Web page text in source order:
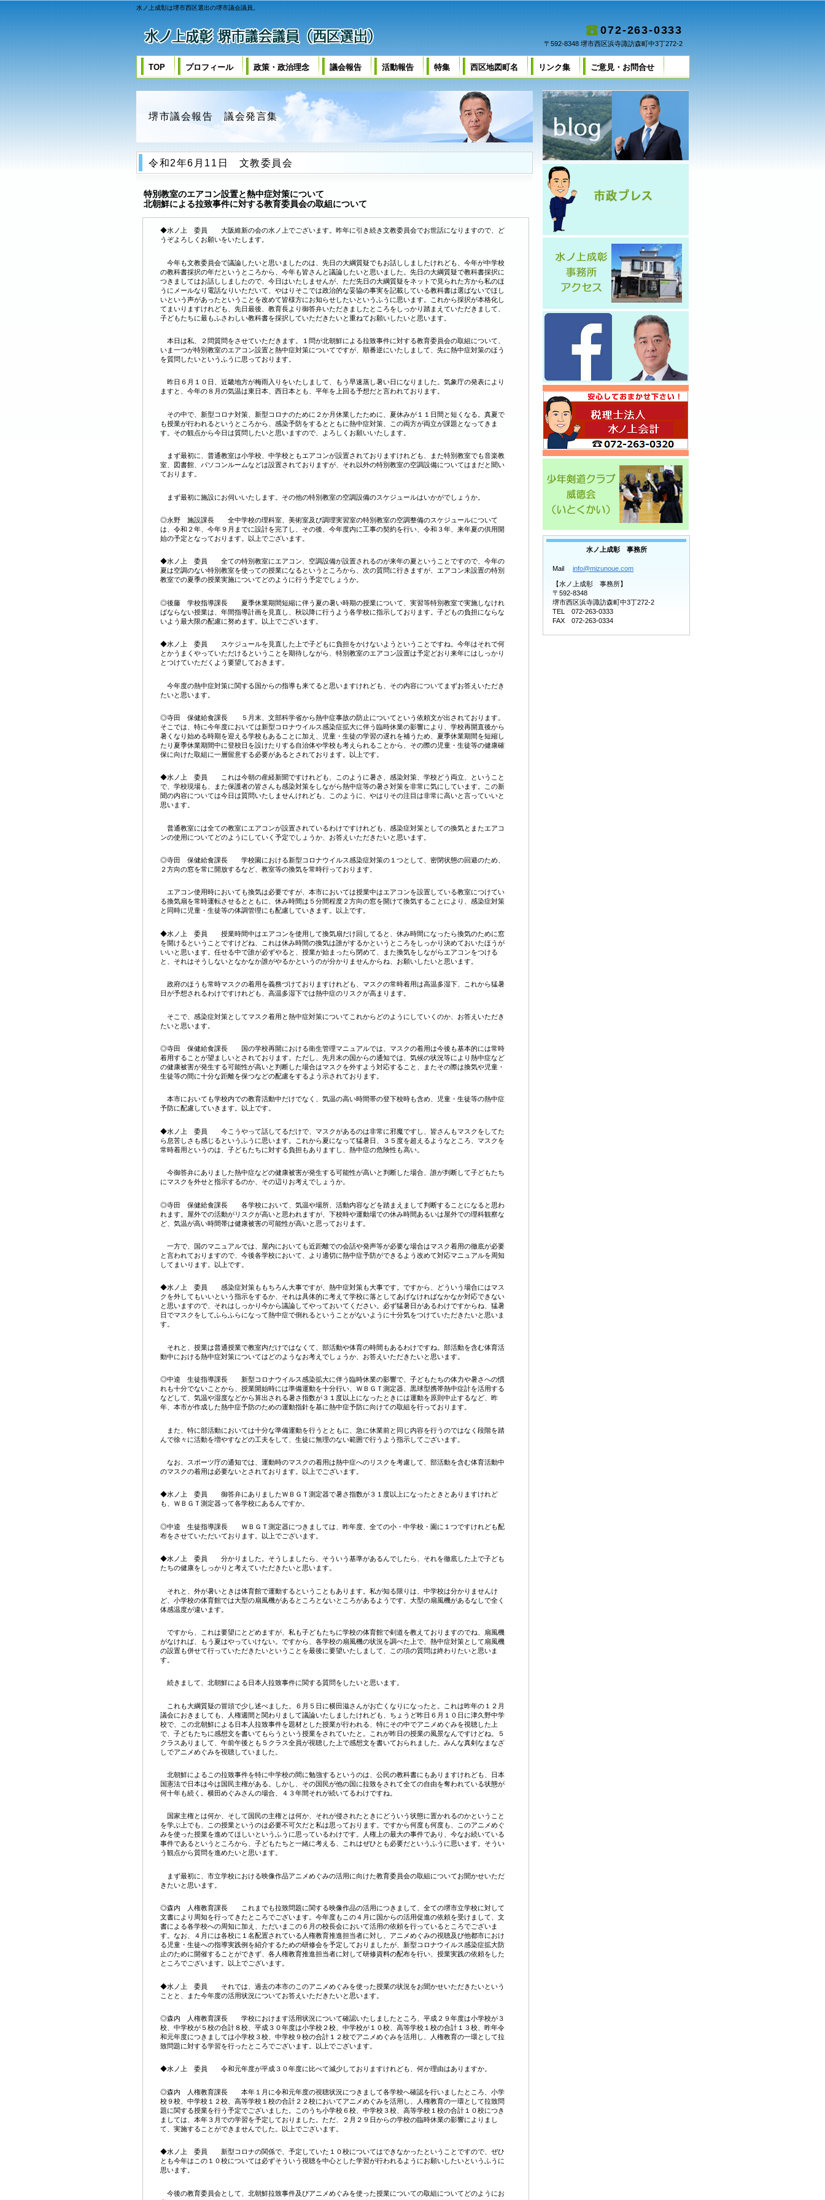
水ノ上成彰は堺市西区選出の堺市議会議員。
072-263-0333
〒592-8348 堺市西区浜寺諏訪森町中3丁272-2
堺市議会報告 議会発言集
令和2年6月11日 文教委員会
特別教室のエアコン設置と熱中症対策について
北朝鮮による拉致事件に対する教育委員会の取組について
◆水ノ上 委員 大阪維新の会の水ノ上でございます。昨年に引き続き文教委員会でお世話になりますので、ど
うぞよろしくお願いをいたします。
今年も文教委員会で議論したいと思いましたのは、先日の大綱質疑でもお話ししましたけれども、今年が中学校
の教科書採択の年だというところから、今年も皆さんと議論したいと思いました。先日の大綱質疑で教科書採択に
つきましてはお話ししましたので、今日はいたしませんが、ただ先日の大綱質疑をネットで見られた方から私のほ
うにメールなり電話なりいただいて、やはりそこでは政治的な妥協の事実を記載している教科書は選ばないでほし
いという声があったということを改めて皆様方にお知らせしたいというふうに思います。これから採択が本格化し
てまいりますけれども、先日最後、教育長より御答弁いただきましたところをしっかり踏まえていただきまして、
子どもたちに最もふさわしい教科書を採択していただきたいと重ねてお願いしたいと思います。
本日は私、２問質問をさせていただきます。１問が北朝鮮による拉致事件に対する教育委員会の取組について、
いま一つが特別教室のエアコン設置と熱中症対策についてですが、順番逆にいたしまして、先に熱中症対策のほう
を質問したいというふうに思っております。
昨日６月１０日、近畿地方が梅雨入りをいたしまして、もう早速蒸し暑い日になりました。気象庁の発表により
ますと、今年の８月の気温は東日本、西日本とも、平年を上回る予想だと言われております。
その中で、新型コロナ対策、新型コロナのために２か月休業したために、夏休みが１１日間と短くなる。真夏で
も授業が行われるというところから、感染予防をするとともに熱中症対策、この両方が両立が課題となってきま
す。その観点から今日は質問したいと思いますので、よろしくお願いいたします。
まず最初に、普通教室は小学校、中学校ともエアコンが設置されておりますけれども、また特別教室でも音楽教
室、図書館、パソコンルームなどは設置されておりますが、それ以外の特別教室の空調設備についてはまだと聞い
ております。
まず最初に施設にお伺いいたします。その他の特別教室の空調設備のスケジュールはいかがでしょうか。
◎永野 施設課長 全中学校の理科室、美術室及び調理実習室の特別教室の空調整備のスケジュールについて
は、令和２年、今年９月までに設計を完了し、その後、今年度内に工事の契約を行い、令和３年、来年夏の供用開
始の予定となっております。以上でございます。
◆水ノ上 委員 全ての特別教室にエアコン、空調設備が設置されるのが来年の夏ということですので、今年の
夏は空調のない特別教室を使っての授業になるというところから、次の質問に行きますが、エアコン未設置の特別
教室での夏季の授業実施についてどのように行う予定でしょうか。
◎後藤 学校指導課長 夏季休業期間短縮に伴う夏の暑い時期の授業について、実習等特別教室で実施しなけれ
ばならない授業は、年間指導計画を見直し、秋以降に行うよう各学校に指示しております。子どもの負担にならな
いよう最大限の配慮に努めます。以上でございます。
◆水ノ上 委員 スケジュールを見直した上で子どもに負担をかけないようということですね。今年はそれで何
とかうまくやっていただけるということを期待しながら、特別教室のエアコン設置は予定どおり来年にはしっかり
とつけていただくよう要望しておきます。
今年度の熱中症対策に関する国からの指導も来てると思いますけれども、その内容についてまずお答えいただき
たいと思います。
◎寺田 保健給食課長 ５月末、文部科学省から熱中症事故の防止についてという依頼文が出されております。
そこでは、特に今年度においては新型コロナウイルス感染症拡大に伴う臨時休業の影響により、学校再開直後から
暑くなり始める時期を迎える学校もあることに加え、児童・生徒の学習の遅れを補うため、夏季休業期間を短縮し
たり夏季休業期間中に登校日を設けたりする自治体や学校も考えられることから、その際の児童・生徒等の健康確
保に向けた取組に一層留意する必要があるとされております。以上です。
◆水ノ上 委員 これは今朝の産経新聞ですけれども、このように暑さ、感染対策、学校どう両立、ということ
で、学校現場も、また保護者の皆さんも感染対策をしながら熱中症等の暑さ対策を非常に気にしています。この新
聞の内容については今日は質問いたしませんけれども、このように、やはりその注目は非常に高いと言っていいと
思います。
普通教室には全ての教室にエアコンが設置されているわけですけれども、感染症対策としての換気とまたエアコ
ンの使用についてどのようにしていく予定でしょうか、お答えいただきたいと思います。
◎寺田 保健給食課長 学校園における新型コロナウイルス感染症対策の１つとして、密閉状態の回避のため、
２方向の窓を常に開放するなど、教室等の換気を常時行っております。
エアコン使用時においても換気は必要ですが、本市においては授業中はエアコンを設置している教室につけてい
る換気扇を常時運転させるとともに、休み時間は５分間程度２方向の窓を開けて換気することにより、感染症対策
と同時に児童・生徒等の体調管理にも配慮していきます。以上です。
◆水ノ上 委員 授業時間中はエアコンを使用して換気扇だけ回してると、休み時間になったら換気のために窓
を開けるということですけどね、これは休み時間の換気は誰がするかというところをしっかり決めておいたほうが
いいと思います。任せる中で誰が必ずやると、授業が始まったら閉めて、また換気をしながらエアコンをつける
と、それはそうしないとなかなか誰がやるかというのが分かりませんからね、お願いしたいと思います。
政府のほうも常時マスクの着用を義務づけておりますけれども、マスクの常時着用は高温多湿下、これから猛暑
日が予想されるわけですけれども、高温多湿下では熱中症のリスクが高まります。
そこで、感染症対策としてマスク着用と熱中症対策についてこれからどのようにしていくのか、お答えいただき
たいと思います。
◎寺田 保健給食課長 国の学校再開における衛生管理マニュアルでは、マスクの着用は今後も基本的には常時
着用することが望ましいとされております。ただし、先月末の国からの通知では、気候の状況等により熱中症など
の健康被害が発生する可能性が高いと判断した場合はマスクを外すよう対応すること、またその際は換気や児童・
生徒等の間に十分な距離を保つなどの配慮をするよう示されております。
本市においても学校内での教育活動中だけでなく、気温の高い時間帯の登下校時も含め、児童・生徒等の熱中症
予防に配慮していきます。以上です。
◆水ノ上 委員 今こうやって話してるだけで、マスクがあるのは非常に邪魔ですし、皆さんもマスクをしてた
ら息苦しさも感じるというふうに思います。これから夏になって猛暑日、３５度を超えるようなところ、マスクを
常時着用というのは、子どもたちに対する負担もありますし、熱中症の危険性も高い。
今御答弁にありました熱中症などの健康被害が発生する可能性が高いと判断した場合、誰が判断して子どもたち
にマスクを外せと指示するのか、その辺りお考えでしょうか。
◎寺田 保健給食課長 各学校において、気温や場所、活動内容などを踏まえまして判断することになると思わ
れます。屋外での活動がリスクが高いと思われますが、下校時や運動場での休み時間あるいは屋外での理科観察な
ど、気温が高い時間帯は健康被害の可能性が高いと思っております。
一方で、国のマニュアルでは、屋内においても近距離での会話や発声等が必要な場合はマスク着用の徹底が必要
と言われておりますので、今後各学校において、より適切に熱中症予防ができるよう改めて対応マニュアルを周知
してまいります。以上です。
◆水ノ上 委員 感染症対策ももちろん大事ですが、熱中症対策も大事です。ですから、どういう場合にはマス
クを外してもいいという指示をするか、それは具体的に考えて学校に落としてあげなければなかなか対応できない
と思いますので、それはしっかり今から議論してやっておいてください。必ず猛暑日があるわけですからね、猛暑
日でマスクをしてふらふらになって熱中症で倒れるということがないように十分気をつけていただきたいと思いま
す。
それと、授業は普通授業で教室内だけではなくて、部活動や体育の時間もあるわけですね。部活動を含む体育活
動中における熱中症対策についてはどのようなお考えでしょうか、お答えいただきたいと思います。
◎中逵 生徒指導課長 新型コロナウイルス感染拡大に伴う臨時休業の影響で、子どもたちの体力や暑さへの慣
れも十分でないことから、授業開始時には準備運動を十分行い、ＷＢＧＴ測定器、黒球型携帯熱中症計を活用する
などして、気温や湿度などから算出される暑さ指数が３１度以上になったときには運動を原則中止するなど、昨
年、本市が作成した熱中症予防のための運動指針を基に熱中症予防に向けての取組を行っております。
また、特に部活動においては十分な準備運動を行うとともに、急に休業前と同じ内容を行うのではなく段階を踏
んで徐々に活動を増やすなどの工夫をして、生徒に無理のない範囲で行うよう指示してございます。
なお、スポーツ庁の通知では、運動時のマスクの着用は熱中症へのリスクを考慮して、部活動を含む体育活動中
のマスクの着用は必要ないとされております。以上でございます。
◆水ノ上 委員 御答弁にありましたＷＢＧＴ測定器で暑さ指数が３１度以上になったときとありますけれど
も、ＷＢＧＴ測定器って各学校にあるんですか。
◎中逵 生徒指導課長 ＷＢＧＴ測定器につきましては、昨年度、全ての小・中学校・園に１つですけれども配
布をさせていただいております。以上でございます。
◆水ノ上 委員 分かりました。そうしましたら、そういう基準があるんでしたら、それを徹底した上で子ども
たちの健康をしっかりと考えていただきたいと思います。
それと、外が暑いときは体育館で運動するということもあります。私が知る限りは、中学校は分かりませんけ
ど、小学校の体育館では大型の扇風機があるところとないところがあるようです。大型の扇風機があるなしで全く
体感温度が違います。
ですから、これは要望にとどめますが、私も子どもたちに学校の体育館で剣道を教えておりますのでね、扇風機
がなければ、もう夏はやっていけない。ですから、各学校の扇風機の状況を調べた上で、熱中症対策として扇風機
の設置も併せて行っていただきたいということを最後に要望いたしまして、この項の質問は終わりたいと思いま
す。
続きまして、北朝鮮による日本人拉致事件に関する質問をしたいと思います。
これも大綱質疑の冒頭で少し述べました。６月５日に横田滋さんがお亡くなりになったと。これは昨年の１２月
議会におきましても、人権週間と関わりまして議論いたしましたけれども、ちょうど昨日６月１０日に津久野中学
校で、この北朝鮮による日本人拉致事件を題材とした授業が行われる、特にその中でアニメめぐみを視聴した上
で、子どもたちに感想文を書いてもらうという授業をされていたと。これが昨日の授業の風景なんですけどね。５
クラスありまして、午前午後とも５クラス全員が視聴した上で感想文を書いておられました。みんな真剣なまなざ
しでアニメめぐみを視聴していました。
北朝鮮によるこの拉致事件を特に中学校の間に勉強するというのは、公民の教科書にもありますけれども、日本
国憲法で日本は今は国民主権がある。しかし、その国民が他の国に拉致をされて全ての自由を奪われている状態が
何十年も続く。横田めぐみさんの場合、４３年間それが続いてるわけですね。
国家主権とは何か、そして国民の主権とは何か、それが侵されたときにどういう状態に置かれるのかということ
を学ぶ上でも、この授業というのは必要不可欠だと私は思っております。ですから何度も何度も、このアニメめぐ
みを使った授業を進めてほしいというふうに思っているわけです。人権上の最大の事件であり、今なお続いている
事件であるというところから、子どもたちと一緒に考える、これはぜひとも必要だというふうに思います。そうい
う観点から質問を進めたいと思います。
まず最初に、市立学校における映像作品アニメめぐみの活用に向けた教育委員会の取組についてお聞かせいただ
きたいと思います。
◎森内 人権教育課長 これまでも拉致問題に関する映像作品の活用につきまして、全ての堺市立学校に対して
文書により周知を行ってきたところでございます。今年度もこの４月に国からの活用促進の依頼を受けまして、文
書による各学校への周知に加え、ただいまこの６月の校長会において活用の依頼を行っているところでございま
す。なお、４月には各校に１名配置されている人権教育推進担当者に対し、アニメめぐみの視聴及び他都市におけ
る児童・生徒への指導実践例を紹介するための研修会を予定しておりましたが、新型コロナウイルス感染症拡大防
止のために開催することができず、各人権教育推進担当者に対して研修資料の配布を行い、授業実践の依頼をした
ところでございます。以上でございます。
◆水ノ上 委員 それでは、過去の本市のこのアニメめぐみを使った授業の状況をお聞かせいただきたいという
ことと、また今年度の活用状況についてお答えいただきたいと思います。
◎森内 人権教育課長 学校におけます活用状況について確認いたしましたところ、平成２９年度は小学校が３
校、中学校が５校の合計８校、平成３０年度は小学校２校、中学校が１０校、高等学校１校の合計１３校、昨年令
和元年度につきましては小学校３校、中学校９校の合計１２校でアニメめぐみを活用し、人権教育の一環として拉
致問題に対する学習を行ったところでございます。以上でございます。
◆水ノ上 委員 令和元年度が平成３０年度に比べて減少しておりますけれども、何か理由はありますか。
◎森内 人権教育課長 本年１月に令和元年度の視聴状況につきまして各学校へ確認を行いましたところ、小学
校９校、中学校１２校、高等学校１校の合計２２校においてアニメめぐみを活用し、人権教育の一環として拉致問
題に関する授業を行う予定でございました。このうち小学校６校、中学校３校、高等学校１校の合計１０校につき
ましては、本年３月での学習を予定しておりました。ただ、２月２９日からの学校の臨時休業の影響によりまし
て、実施することができませんでした。以上でございます。
◆水ノ上 委員 新型コロナの関係で、予定していた１０校についてはできなかったということですので、ぜひ
とも今年はこの１０校については必ずそういう視聴を中心とした学習が行われるようにお願いしたいというふうに
思います。
今後の教育委員会として、北朝鮮拉致事件及びアニメめぐみを使った授業についての取組についてどのようにお
TOP プロフィール 政策・政治理念 議会報告 活動報告 特集 西区地図町名 リンク集 ご意見・お問合せ
水ノ上成彰 事務所
Mail info@mizunoue.com
【水ノ上成彰 事務所】
〒592-8348
堺市西区浜寺諏訪森町中3丁272-2
TEL 072-263-0333
FAX 072-263-0334